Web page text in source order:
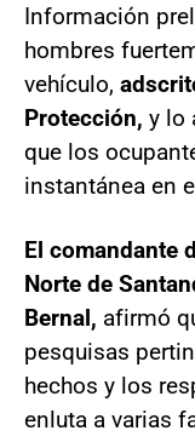
Información
hombres
vehículo,
Protección, y lo
que los
instantánea en
El comandante
Norte de
Bernal, afirmó
pesquisas
hechos y los
enluta a varias